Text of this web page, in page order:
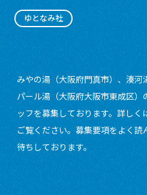
ゆとなみ社
みやの湯（大阪府門真市）、湊河
パール湯（大阪府大阪市東成区）
ッフを募集しております。詳し
ご覧ください。募集要項をよく
待ちしております。